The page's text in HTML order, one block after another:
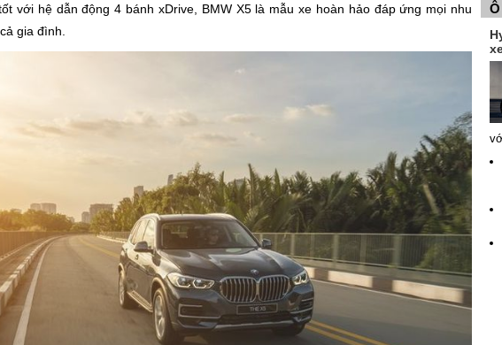
với hệ dẫn động 4 bánh xDrive, BMW X5 là mẫu xe hoàn hảo đáp ứng mọi nhu
gia đình.